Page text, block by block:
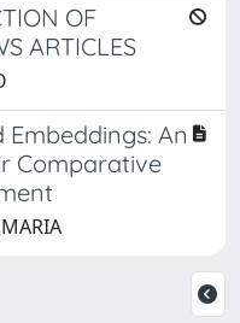
OF
ARTICLES
An
Comparative